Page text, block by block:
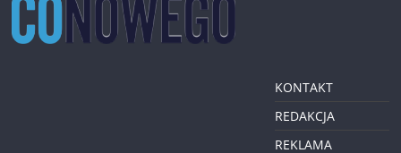
KONTAKT
REDAKCJA
REKLAMA